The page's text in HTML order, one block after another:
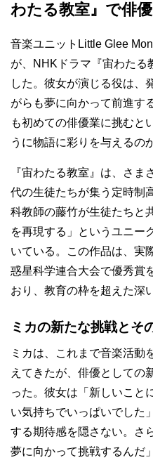
わたる教室』で俳
音楽ユニットLittle Glee
が、NHKドラマ『宙わたる
した。彼女が演じる役は、
がらも夢に向かって前進す
も初めての俳優業に挑むと
うに物語に彩りを与えるの
『宙わたる教室』は、さ
代の生徒たちが集う定時制
科教師の藤竹が生徒たちと
を再現する」というユニー
いている。この作品は、実
惑星科学連合大会で優秀賞
おり、教育の枠を超えた深
ミカの新たな挑戦とそ
ミカは、これまで音楽活動
えてきたが、俳優としての
った。彼女は「新しいこと
い気持ちでいっぱいでした
する期待感を隠さない。さ
夢に向かって挑戦するんだ